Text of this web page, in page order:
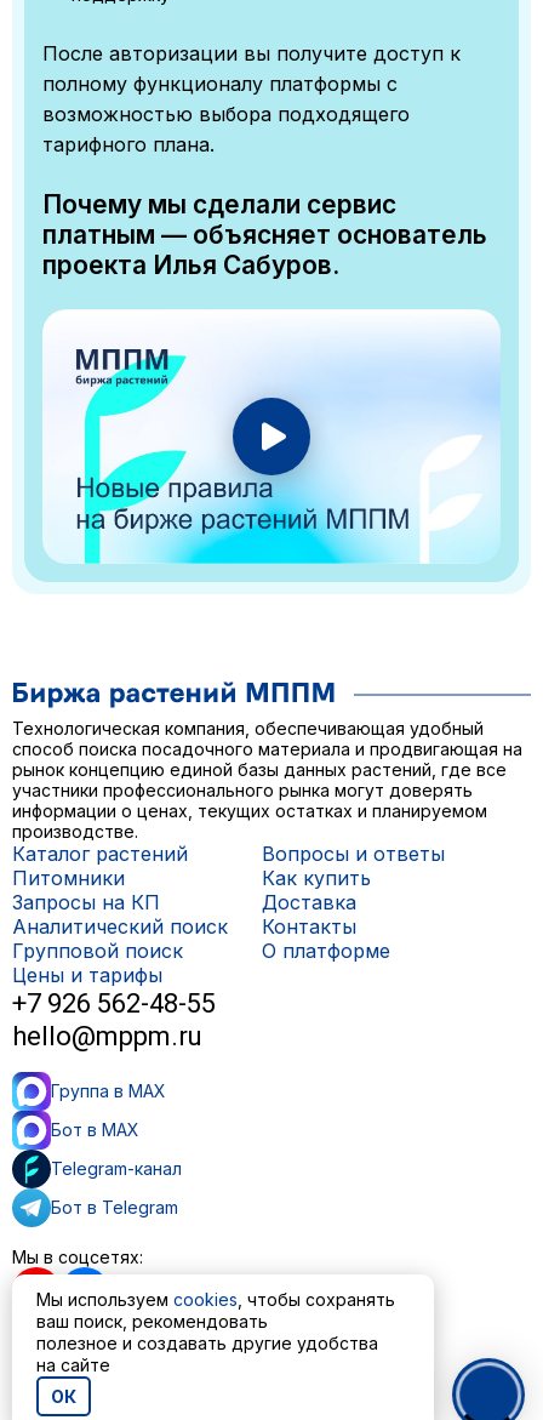
После авторизации вы получите доступ к
полному функционалу платформы с
возможностью выбора подходящего
тарифного плана.
Почему мы сделали сервис
платным — объясняет основатель
проекта Илья Сабуров.
Технологическая компания, обеспечивающая удобный
способ поиска посадочного материала и продвигающая на
рынок концепцию единой базы данных растений, где все
участники профессионального рынка могут доверять
информации о ценах, текущих остатках и планируемом
производстве.
Каталог растений
Питомники
Запросы на КП
Аналитический поиск
Групповой поиск
Цены и тарифы
Вопросы и ответы
Как купить
Доставка
Контакты
О платформе
+7 926 562-48-55
hello@mppm.ru
Группа в MAX
Бот в MAX
Telegram-канал
Бот в Telegram
Мы в соцсетях:
Пользовательское соглашение
Политика обработки персональных данных
© ООО «МППМ» 2023—2026
Мы используем cookies , чтобы сохранять
ваш поиск, рекомендовать
полезное и создавать другие удобства
на сайте
ОК